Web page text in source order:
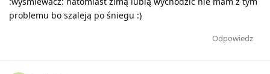
problemu bo szaleją po śniegu :)
Odpowiedz